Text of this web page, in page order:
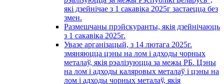
які дзейнічае з 1 сакавiка 2025г застаецца без
змен.
Размешчаны прэйскуранты, якія дзейнічаюць
з 1 сакавiка 2025г.
Увазе арганізацый, з 14 лютага 2025г.
змяняюцца цэны на лом і адходы чорных
металаў, якія рэалізуюцца за межы РБ. Цэны
на лом і адходы каляровых металаў і цэны на
лом і адходы чорных металаў, якія